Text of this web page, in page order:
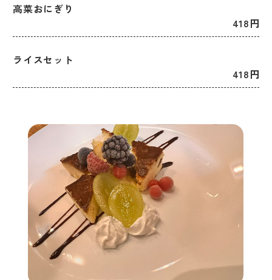
高菜おにぎり
418円
ライスセット
418円